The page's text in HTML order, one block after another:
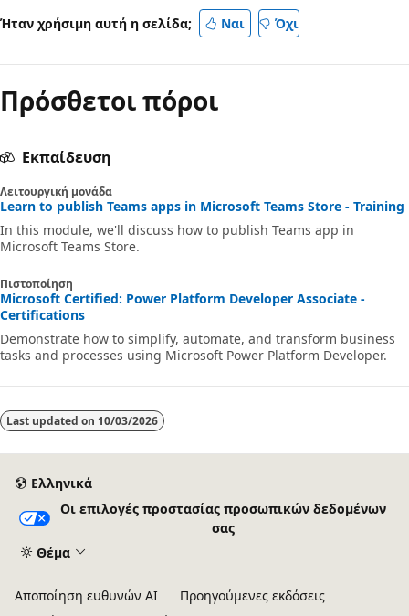
Ήταν χρήσιμη αυτή η σελίδα; Ναι Όχι
Πρόσθετοι πόροι
Εκπαίδευση
Λειτουργική μονάδα
Learn to publish Teams apps in Microsoft Teams Store - Training
In this module, we'll discuss how to publish Teams app in
Microsoft Teams Store.
Πιστοποίηση
Microsoft Certified: Power Platform Developer Associate -
Certifications
Demonstrate how to simplify, automate, and transform business
tasks and processes using Microsoft Power Platform Developer.
Last updated on 10/03/2026
Ελληνικά
Οι επιλογές προστασίας προσωπικών δεδομένων
σας
Θέμα
Αποποίηση ευθυνών AI
Προηγούμενες εκδόσεις